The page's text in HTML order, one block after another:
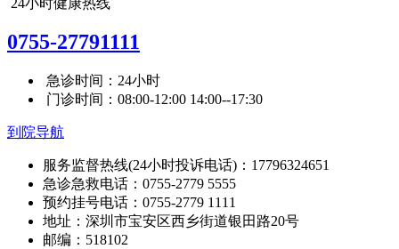
0755-27791111
急诊时间：24小时
门诊时间：08:00-12:00 14:00--17:30
到院导航
服务监督热线(24小时投诉电话)：17796324651
急诊急救电话：0755-2779 5555
预约挂号电话：0755-2779 1111
地址：深圳市宝安区西乡街道银田路20号
邮编：518102